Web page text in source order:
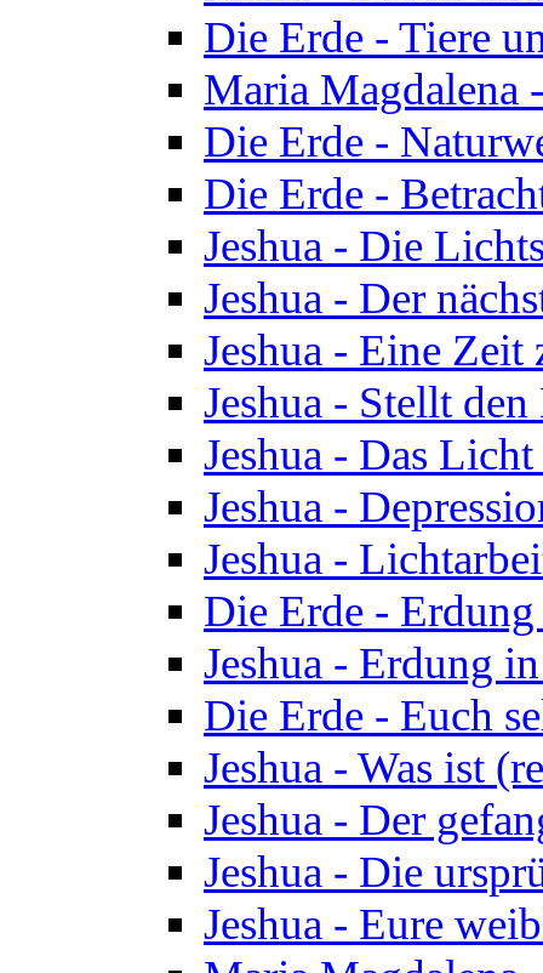
Die Erde - Tiere
Maria Magdalena
Die Erde -
Die Erde -
Jeshua - Die
Jeshua - Der
Jeshua - Eine Zeit
Jeshua - Stellt
Jeshua - Das
Jeshua -
Jeshua -
Die Erde -
Jeshua - Erdung
Die Erde - Euch
Jeshua - Was ist
Jeshua - Der
Jeshua - Die
Jeshua - Eure